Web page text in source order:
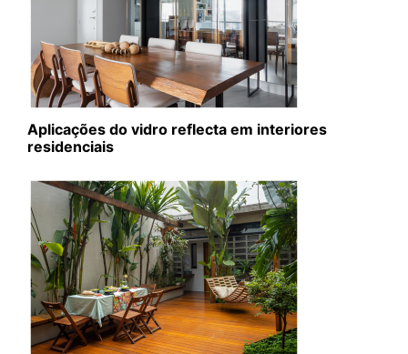
Aplicações do vidro reflecta em interiores
residenciais